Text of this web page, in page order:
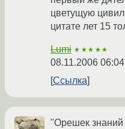
цветущую
цитате лет 15
Lumi ★★★★★
08.11.2006
Ссылка
"Орешек